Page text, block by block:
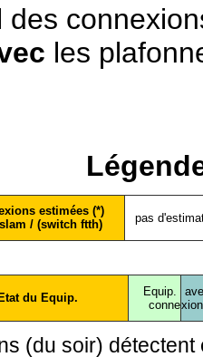
des
les
estimées (*)
/ (switch ftth)
pas
du Equip.
Equip.
conne
(du soir)